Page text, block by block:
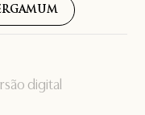
digital